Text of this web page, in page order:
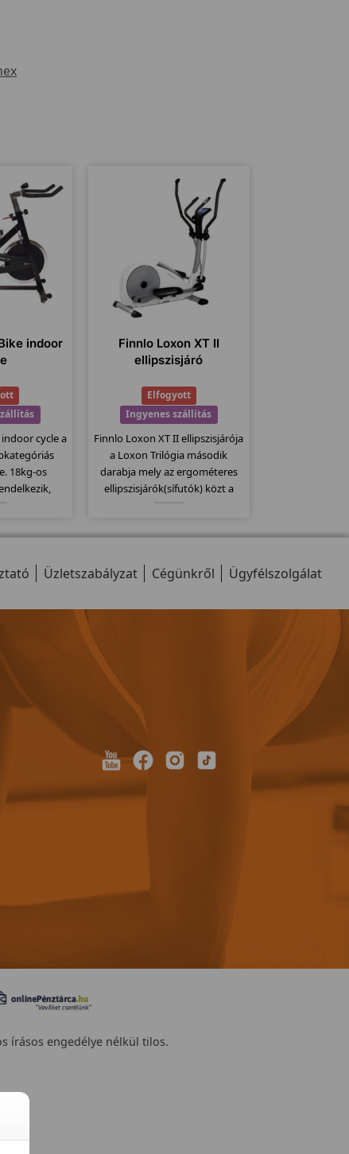
indoor
cycle a
18kg-os
erőltetett
Finnlo Loxon XT II
ellipszisjáró
Elfogyott
Ingyenes szállítás
Finnlo Loxon XT II ellipszisjárója
a Loxon Trilógia második
darabja mely az ergométeres
ellipszisjárók(sífutók) közt a
fokozattal és 25-400 wattig való
Üzletszabályzat Cégünkről Ügyfélszolgálat
írásos engedélye nélkül tilos.